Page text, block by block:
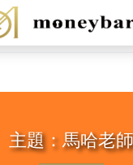
功
主題：馬哈老師